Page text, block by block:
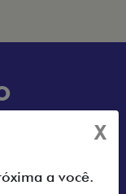
X
a você.